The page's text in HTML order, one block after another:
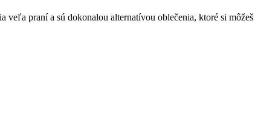
praní a sú dokonalou alternatívou oblečenia, ktoré si môžeš